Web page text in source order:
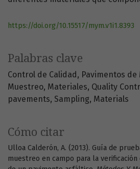
Palabras clave
Control de Calidad
Pavimentos de
Muestreo Materiales Quality
pavements Sampling Materials
Cómo citar
Ulloa Calderón, A. (2013). Guía de
muestreo en campo para la
https://doi.org/10.15517/mym.v1i1.8393